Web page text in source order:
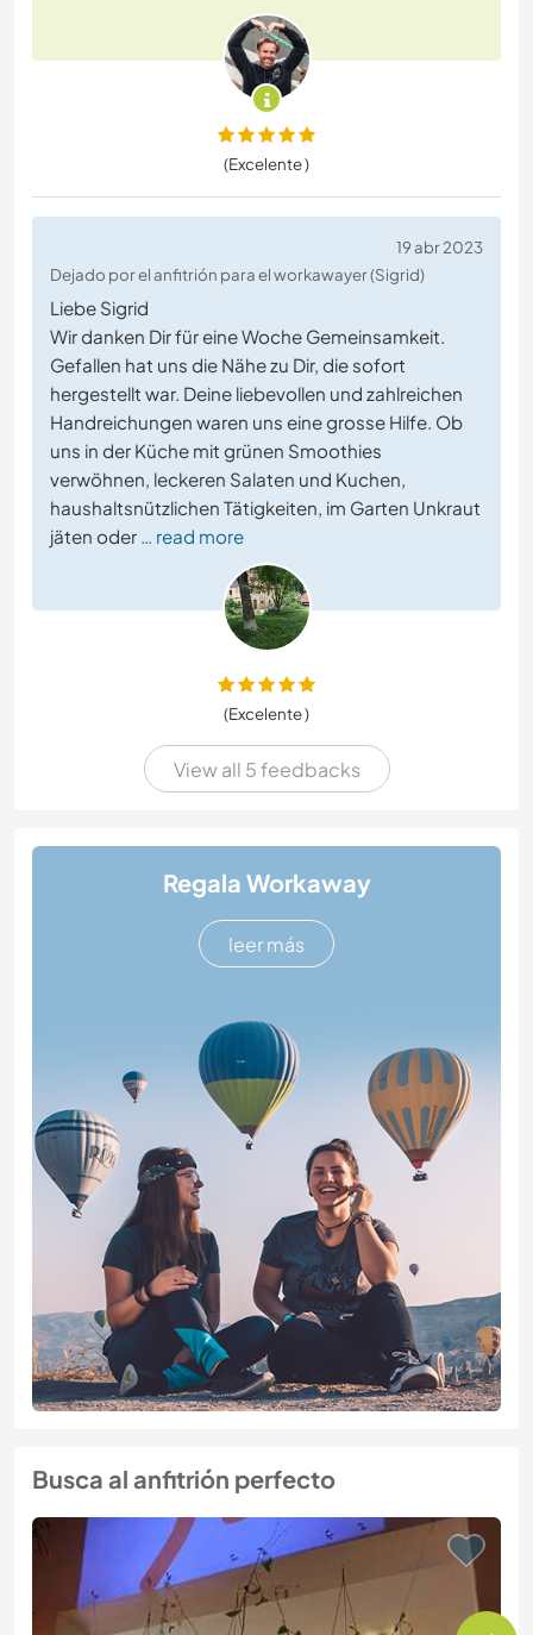
(Excelente )
19 abr 2023
Dejado por el anfitrión para el workawayer (Sigrid)
Liebe Sigrid
Wir danken Dir für eine Woche Gemeinsamkeit.
Gefallen hat uns die Nähe zu Dir, die sofort
hergestellt war. Deine liebevollen und zahlreichen
Handreichungen waren uns eine grosse Hilfe. Ob
uns in der Küche mit grünen Smoothies
verwöhnen, leckeren Salaten und Kuchen,
haushaltsnützlichen Tätigkeiten, im Garten Unkraut
jäten oder … read more
(Excelente )
View all 5 feedbacks
Regala Workaway
leer más
Busca al anfitrión perfecto